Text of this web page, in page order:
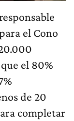
el Cono
el 80%
de 20
completar